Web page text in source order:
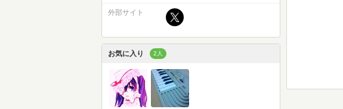
外部サイト
お気に入り 2人